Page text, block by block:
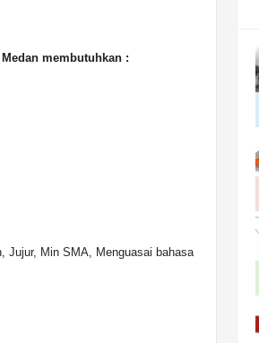
membutuhkan :
Jujur, Min SMA, Menguasai bahasa